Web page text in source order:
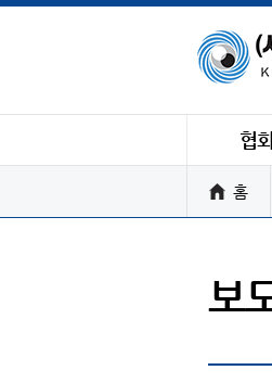
협
홈
보